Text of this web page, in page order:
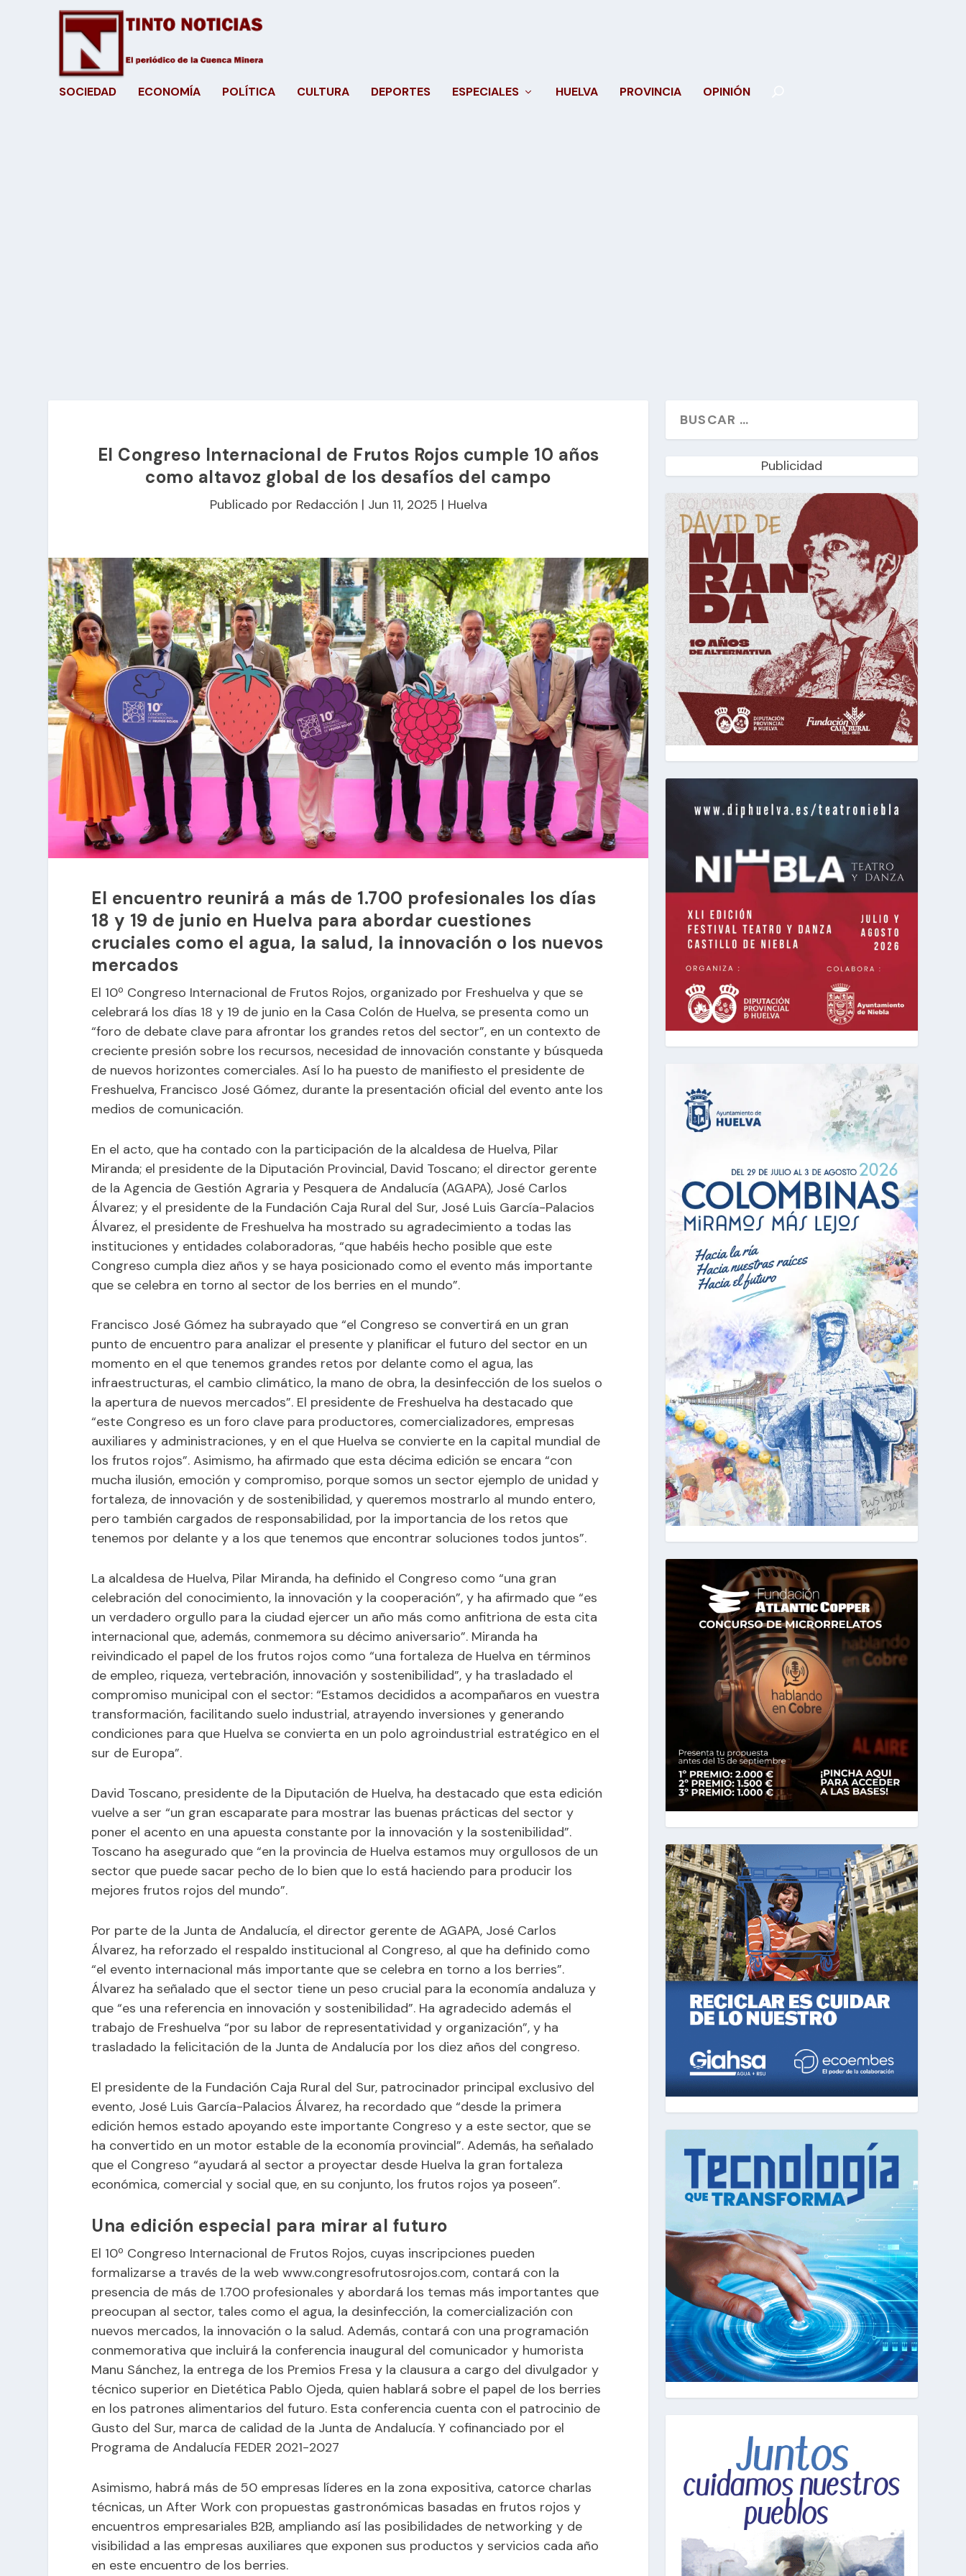
SOCIEDAD ECONOMÍA POLÍTICA CULTURA DEPORTES ESPECIALES HUELVA PROVINCIA OPINIÓN
El Congreso Internacional de Frutos Rojos cumple 10 años
como altavoz global de los desafíos del campo
Publicado por Redacción | Jun 11, 2025 | Huelva
El encuentro reunirá a más de 1.700 profesionales los días
18 y 19 de junio en Huelva para abordar cuestiones
cruciales como el agua, la salud, la innovación o los nuevos
mercados
El 10º Congreso Internacional de Frutos Rojos, organizado por Freshuelva y que se
celebrará los días 18 y 19 de junio en la Casa Colón de Huelva, se presenta como un
“foro de debate clave para afrontar los grandes retos del sector”, en un contexto de
creciente presión sobre los recursos, necesidad de innovación constante y búsqueda
de nuevos horizontes comerciales. Así lo ha puesto de manifiesto el presidente de
Freshuelva, Francisco José Gómez, durante la presentación oficial del evento ante los
medios de comunicación.
En el acto, que ha contado con la participación de la alcaldesa de Huelva, Pilar
Miranda; el presidente de la Diputación Provincial, David Toscano; el director gerente
de la Agencia de Gestión Agraria y Pesquera de Andalucía (AGAPA), José Carlos
Álvarez; y el presidente de la Fundación Caja Rural del Sur, José Luis García-Palacios
Álvarez, el presidente de Freshuelva ha mostrado su agradecimiento a todas las
instituciones y entidades colaboradoras, “que habéis hecho posible que este
Congreso cumpla diez años y se haya posicionado como el evento más importante
que se celebra en torno al sector de los berries en el mundo”.
Francisco José Gómez ha subrayado que “el Congreso se convertirá en un gran
punto de encuentro para analizar el presente y planificar el futuro del sector en un
momento en el que tenemos grandes retos por delante como el agua, las
infraestructuras, el cambio climático, la mano de obra, la desinfección de los suelos o
la apertura de nuevos mercados”. El presidente de Freshuelva ha destacado que
“este Congreso es un foro clave para productores, comercializadores, empresas
auxiliares y administraciones, y en el que Huelva se convierte en la capital mundial de
los frutos rojos”. Asimismo, ha afirmado que esta décima edición se encara “con
mucha ilusión, emoción y compromiso, porque somos un sector ejemplo de unidad y
fortaleza, de innovación y de sostenibilidad, y queremos mostrarlo al mundo entero,
pero también cargados de responsabilidad, por la importancia de los retos que
tenemos por delante y a los que tenemos que encontrar soluciones todos juntos”.
La alcaldesa de Huelva, Pilar Miranda, ha definido el Congreso como “una gran
celebración del conocimiento, la innovación y la cooperación”, y ha afirmado que “es
un verdadero orgullo para la ciudad ejercer un año más como anfitriona de esta cita
internacional que, además, conmemora su décimo aniversario”. Miranda ha
reivindicado el papel de los frutos rojos como “una fortaleza de Huelva en términos
de empleo, riqueza, vertebración, innovación y sostenibilidad”, y ha trasladado el
compromiso municipal con el sector: “Estamos decididos a acompañaros en vuestra
transformación, facilitando suelo industrial, atrayendo inversiones y generando
condiciones para que Huelva se convierta en un polo agroindustrial estratégico en el
sur de Europa”.
David Toscano, presidente de la Diputación de Huelva, ha destacado que esta edición
vuelve a ser “un gran escaparate para mostrar las buenas prácticas del sector y
poner el acento en una apuesta constante por la innovación y la sostenibilidad”.
Toscano ha asegurado que “en la provincia de Huelva estamos muy orgullosos de un
sector que puede sacar pecho de lo bien que lo está haciendo para producir los
mejores frutos rojos del mundo”.
Por parte de la Junta de Andalucía, el director gerente de AGAPA, José Carlos
Álvarez, ha reforzado el respaldo institucional al Congreso, al que ha definido como
“el evento internacional más importante que se celebra en torno a los berries”.
Álvarez ha señalado que el sector tiene un peso crucial para la economía andaluza y
que “es una referencia en innovación y sostenibilidad”. Ha agradecido además el
trabajo de Freshuelva “por su labor de representatividad y organización”, y ha
trasladado la felicitación de la Junta de Andalucía por los diez años del congreso.
El presidente de la Fundación Caja Rural del Sur, patrocinador principal exclusivo del
evento, José Luis García-Palacios Álvarez, ha recordado que “desde la primera
edición hemos estado apoyando este importante Congreso y a este sector, que se
ha convertido en un motor estable de la economía provincial”. Además, ha señalado
que el Congreso “ayudará al sector a proyectar desde Huelva la gran fortaleza
económica, comercial y social que, en su conjunto, los frutos rojos ya poseen”.
Una edición especial para mirar al futuro
El 10º Congreso Internacional de Frutos Rojos, cuyas inscripciones pueden
formalizarse a través de la web www.congresofrutosrojos.com, contará con la
presencia de más de 1.700 profesionales y abordará los temas más importantes que
preocupan al sector, tales como el agua, la desinfección, la comercialización con
nuevos mercados, la innovación o la salud. Además, contará con una programación
conmemorativa que incluirá la conferencia inaugural del comunicador y humorista
Manu Sánchez, la entrega de los Premios Fresa y la clausura a cargo del divulgador y
técnico superior en Dietética Pablo Ojeda, quien hablará sobre el papel de los berries
en los patrones alimentarios del futuro. Esta conferencia cuenta con el patrocinio de
Gusto del Sur, marca de calidad de la Junta de Andalucía. Y cofinanciado por el
Programa de Andalucía FEDER 2021-2027
Asimismo, habrá más de 50 empresas líderes en la zona expositiva, catorce charlas
técnicas, un After Work con propuestas gastronómicas basadas en frutos rojos y
encuentros empresariales B2B, ampliando así las posibilidades de networking y de
visibilidad a las empresas auxiliares que exponen sus productos y servicios cada año
en este encuentro de los berries.
Publicidad